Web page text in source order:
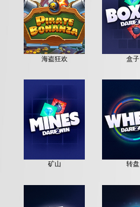
海盗狂欢 盒子
矿山 转盘